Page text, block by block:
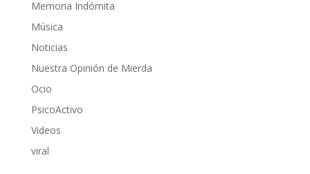
Memoria Indómita
Música
Noticias
Nuestra Opinión de Mierda
Ocio
PsicoActivo
Videos
viral